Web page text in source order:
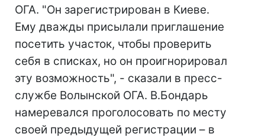
ОГА. "Он зарегистрирован в Киеве.
Ему дважды присылали приглашение
посетить участок, чтобы проверить
себя в списках, но он проигнорировал
эту возможность", - сказали в пресс-
службе Волынской ОГА. В.Бондарь
намеревался проголосовать по месту
своей предыдущей регистрации – в